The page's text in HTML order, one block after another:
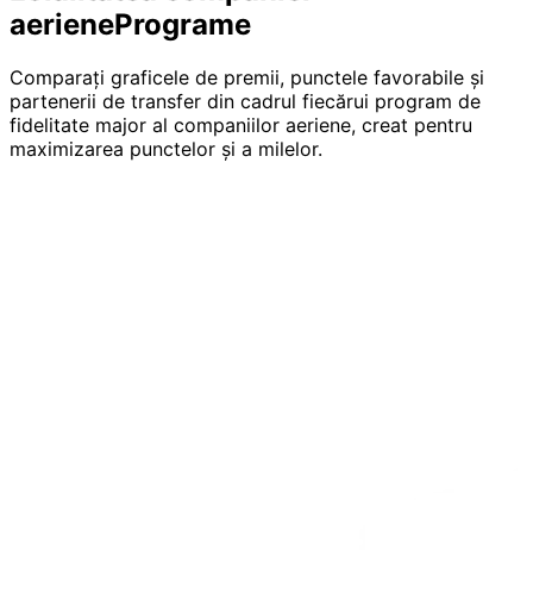
aerienePrograme
Comparați graficele de premii, punctele favorabile și
partenerii de transfer din cadrul fiecărui program de
fidelitate major al companiilor aeriene, creat pentru
maximizarea punctelor și a milelor.